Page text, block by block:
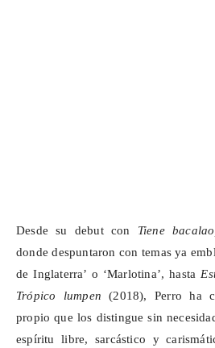
Desde su debut con Tiene
donde despuntaron con temas ya
de Inglaterra’ o ‘Marlotina’, hasta
Trópico lumpen (2018), Perro ha
propio que los distingue sin
espíritu libre, sarcástico y